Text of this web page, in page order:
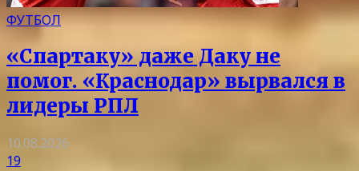
ФУТБОЛ
«Спартаку» даже Даку не
помог. «Краснодар» вырвался в
лидеры РПЛ
10.08.2026
19